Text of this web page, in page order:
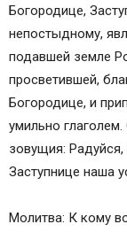
Богородице,
непостыдному,
подавшей земле
просветившей,
Богородице, и
умильно
зовущия:
Заступнице наша
Молитва: К кому